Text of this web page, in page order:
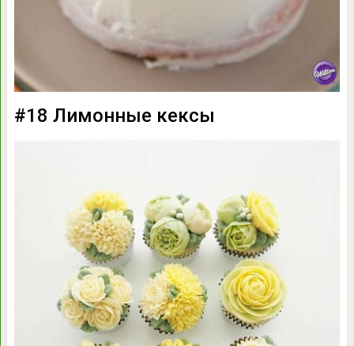
#18 Лимонные кексы